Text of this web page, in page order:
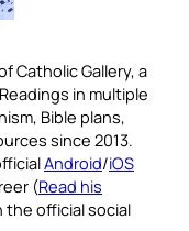
Catholic Gallery, a
in multiple
Bible plans,
since 2013.
Android/iOS
(Read his
the official social